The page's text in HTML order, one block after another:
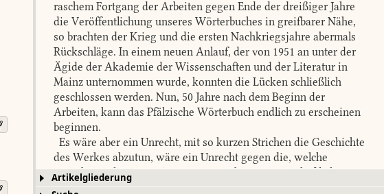
raschem Fortgang der Arbeiten gegen Ende der dreißiger Jahre
die Veröffentlichung unseres Wörterbuches in greifbarer Nähe,
so brachten der Krieg und die ersten Nachkriegsjahre abermals
Rückschläge. In einem neuen Anlauf, der von 1951 an unter der
Ägide der Akademie der Wissenschaften und der Literatur in
Mainz unternommen wurde, konnten die Lücken schließlich
geschlossen werden. Nun, 50 Jahre nach dem Beginn der
Arbeiten, kann das Pfälzische Wörterbuch endlich zu erscheinen
beginnen.
Es wäre aber ein Unrecht, mit so kurzen Strichen die Geschichte
des Werkes abzutun, wäre ein Unrecht gegen die, welche
Vorarbeiten leisteten, Anregungen gaben, wissenschaftliche
Grundlagen schufen, und erst recht gegen die früheren und
Artikelgliederung